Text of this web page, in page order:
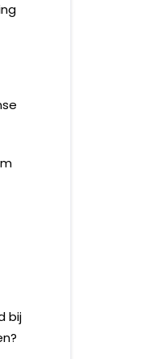
bij